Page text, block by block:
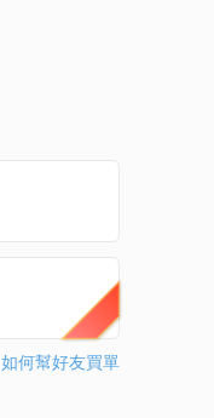
如何幫好友買單